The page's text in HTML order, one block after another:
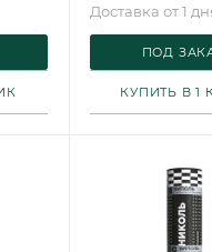
Доставка от 1
ПОД
КУПИТЬ В 1